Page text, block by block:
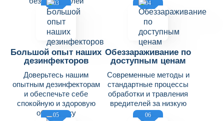
03
Большой опыт наших
дезинфекторов
Доверьтесь нашим
опытным дезинфекторам
и обеспечьте себе
спокойную и здоровую
обстановку
04
Обеззараживание по
доступным ценам
Современные методы и
стандартные процессы
обработки и травления
вредителей за низкую
цену
05 06